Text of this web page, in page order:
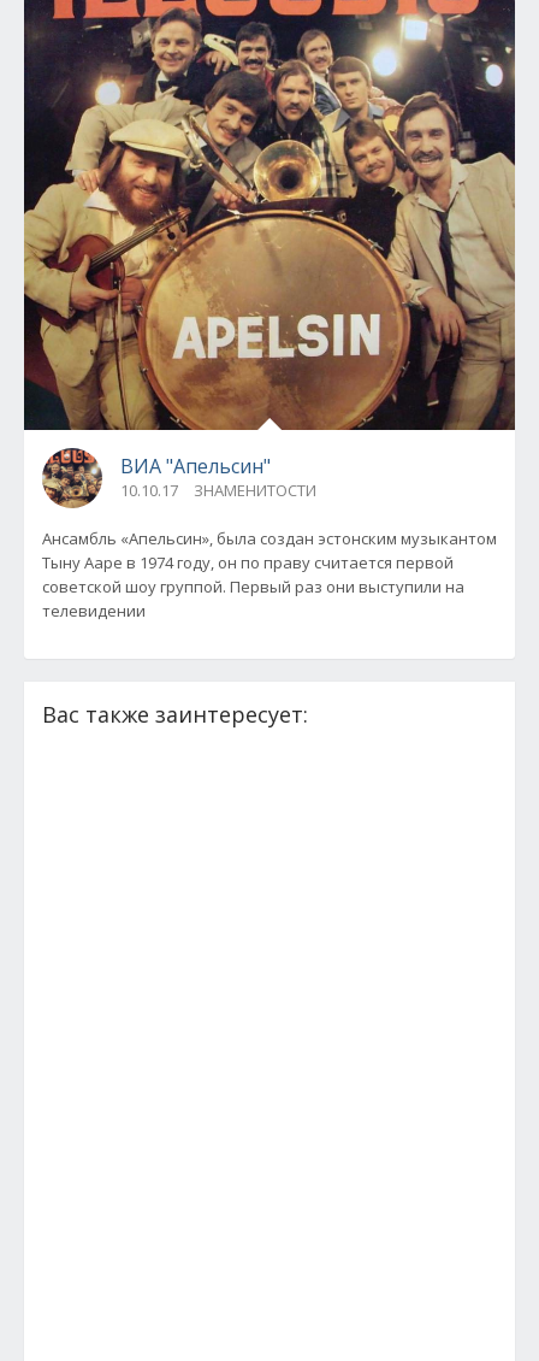
ВИА "Апельсин"
10.10.17 ЗНАМЕНИТОСТИ
Ансамбль «Апельсин», была создан эстонским музыкантом
Тыну Ааре в 1974 году, он по праву считается первой
советской шоу группой. Первый раз они выступили на
телевидении
Вас также заинтересует: